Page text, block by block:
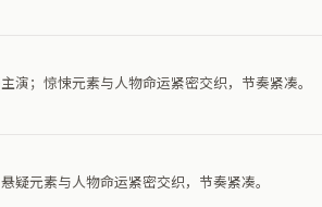
；惊悚元素与人物命运紧密交织，节奏紧凑。
元素与人物命运紧密交织，节奏紧凑。